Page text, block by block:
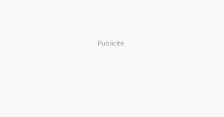
Publicité